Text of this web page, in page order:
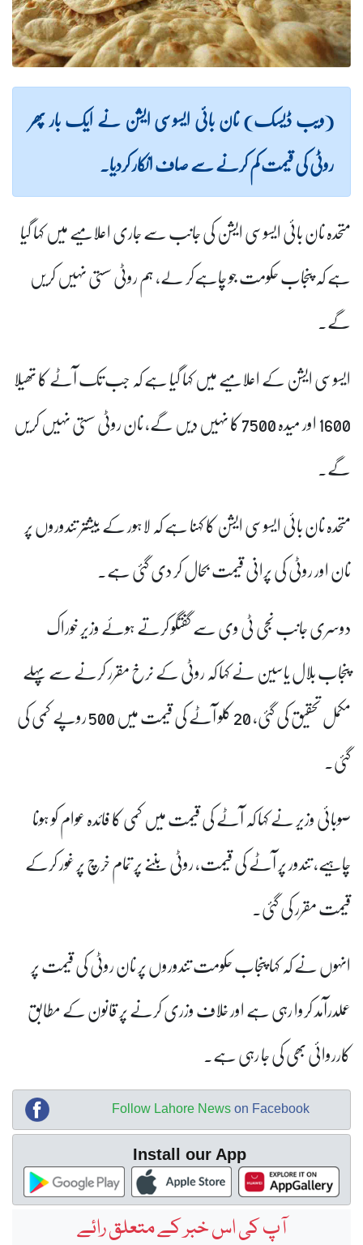
(ویب ڈیسک) نان بائی ایسوسی ایشن نے ایک بار پھر
روٹی کی قیمت کم کرنے سے صاف انکار کردیا۔
متحدہ نان بائی ایسوسی ایشن کی جانب سے جاری اعلامیے میں کہا گیا
ہے کہ پنجاب حکومت جو چاہےکر لے، ہم روٹی سستی نہیں کریں
گے۔
ایسوسی ایشن کے اعلامیے میں کہا گیا ہے کہ جب تک آٹے کا تھیلا
1600 اور میدہ 7500 کا نہیں دیں گے، نان روٹی سستی نہیں کریں
گے۔
متحدہ نان بائی ایسوسی ایشن کا کہنا ہے کہ لاہور کے بیشتر تندوروں پر
نان اور روٹی کی پرانی قیمت بحال کر دی گئی ہے۔
دوسری جانب نجی ٹی وی سے گفتگو کرتے ہوئے وزیر خوراک
پنجاب بلال یاسین نے کہا کہ روٹی کے نرخ مقرر کرنے سے پہلے
مکمل تحقیق کی گئی، 20 کلو آٹے کی قیمت میں 500 روپے کمی کی
گئی۔
صوبائی وزیر نے کہا کہ آٹے کی قیمت میں کمی کا فائدہ عوام کو ہونا
چاہیے، تندور پر آٹے کی قیمت، روٹی بننے پر تمام خرچ پر غور کرکے
قیمت مقرر کی گئی۔
انہوں نے کہ کہا پنجاب حکومت تندوروں پر نان روٹی کی قیمت پر
عملدرآمد کروا رہی ہے اور خلاف وزری کرنے پر قانون کے مطابق
کارروائی بھی کی جا رہی ہے۔
Follow Lahore News on Facebook
Install our App
آپ کی اس خبر کے متعلق رائے